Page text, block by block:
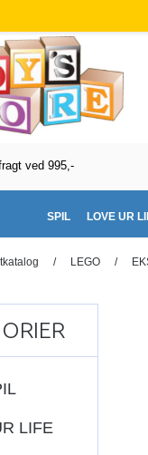
ved 995,-
SPIL LOVE UR
/ LEGO /
LIFE